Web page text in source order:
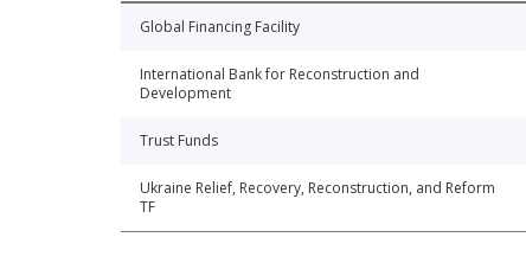
Global Financing Facility
International Bank for Reconstruction and
Development
Trust Funds
Ukraine Relief, Recovery, Reconstruction, and Reform
TF